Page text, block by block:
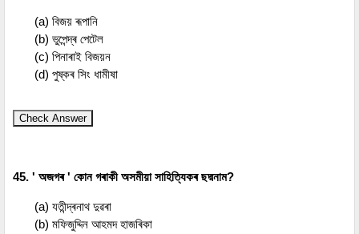
(a) বিজয় ৰূপানি
(b) ভুপেন্দ্ৰ পেটেল
(c) পিনাৰাই বিজয়ন
(d) পুষ্কৰ সিং ধামীষা
Check Answer
45. ' অজগৰ ' কোন গৰাকী অসমীয়া সাহিত্যিকৰ ছদ্মনাম?
(a) যতীন্দ্ৰনাথ দুৱৰা
(b) মফিজুদ্দিন আহমদ হাজৰিকা